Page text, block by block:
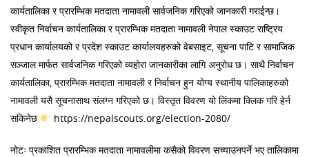
कार्यतालिका र प्रारम्भिक मतदाता नामावली सार्वजनिक गरिएको जानकारी गराईन्छ।
स्वीकृत निर्वाचन कार्यतालिका र प्रारम्भिक मतदाता नामावली नेपाल स्काउट राष्ट्रिय
प्रधान कार्यालयको र प्रदेश स्काउट कार्यालयहरुको वेबसाइट, सूचना पाटि र सामाजिक
सञ्जाल मार्फत सार्वजनिक गरिएको व्यहोरा जानकारीका लागि अनुरोध छ। साथै निर्वाचन
कार्यतालिका, प्रारम्भिक मतदाता नामावली र निर्वाचन हुन योग्य स्थानीय पालिकाहरुको
नामावली यसै सूचनासाथ संलग्न गरिएको छ। विस्तृत विवरण यो लिंकमा क्लिक गरि हेर्न
सकिनेछ
https://nepalscouts.org/election-2080/
नोटः प्रकाशित प्रारम्भिक मतदाता नामावलीमा कसैको विवरण सच्याउनपर्ने भए तालिकामा